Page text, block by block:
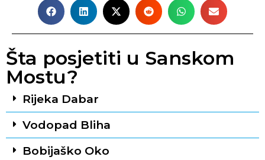
Šta posjetiti u Sanskom
Mostu?
Rijeka Dabar
Vodopad Bliha
Bobijaško Oko